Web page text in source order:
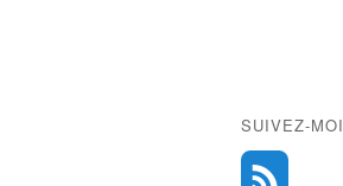
SUIVEZ-MOI